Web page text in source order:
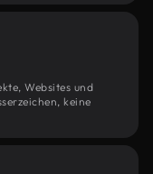
Websites und
keine